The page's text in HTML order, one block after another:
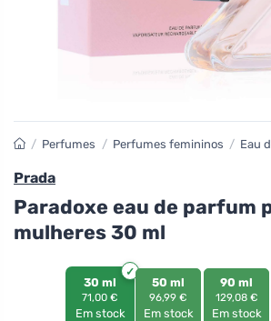
/ Perfumes / Perfumes femininos / Eau
Prada
Paradoxe eau de parfum
mulheres 30 ml
30 ml
71,00 €
Em stock
50 ml
96,99 €
Em stock
90 ml
129,08 €
Em stock